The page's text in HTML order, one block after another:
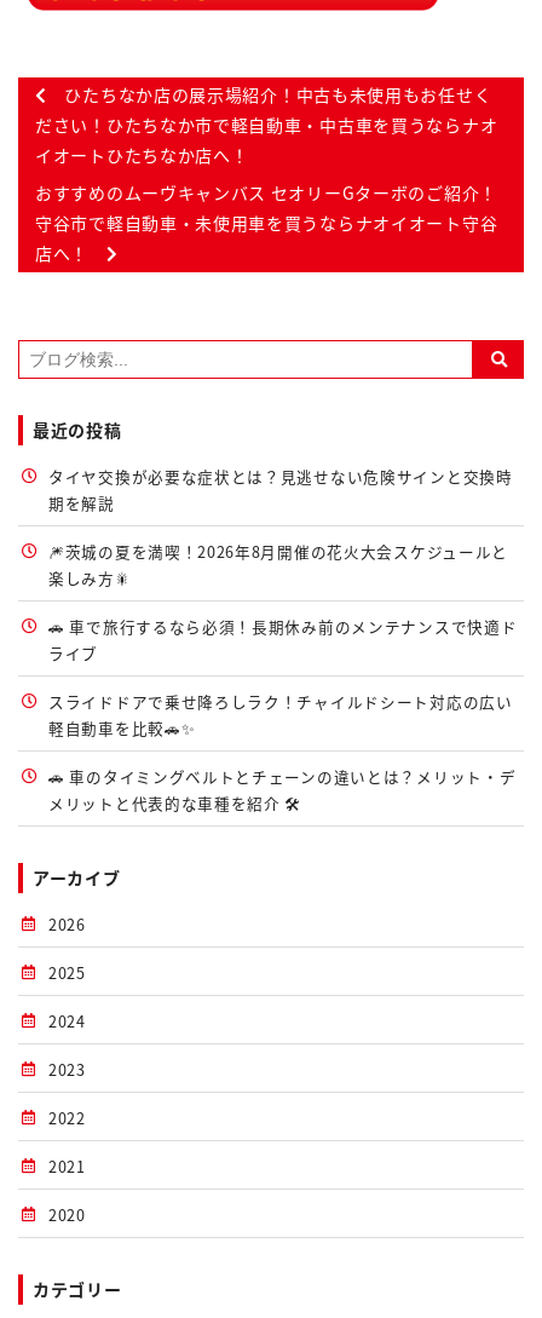
ひたちなか店の展示場紹介！中古も未使用もお任せく
ださい！ひたちなか市で軽自動車・中古車を買うならナオ
イオートひたちなか店へ！
おすすめのムーヴキャンバス セオリーGターボのご紹介！
守谷市で軽自動車・未使用車を買うならナオイオート守谷
店へ！
最近の投稿
タイヤ交換が必要な症状とは？見逃せない危険サインと交換時
期を解説
🎆茨城の夏を満喫！2026年8月開催の花火大会スケジュールと
楽しみ方🎇
🚗 車で旅行するなら必須！長期休み前のメンテナンスで快適ド
ライブ
スライドドアで乗せ降ろしラク！チャイルドシート対応の広い
軽自動車を比較🚗✨
🚗 車のタイミングベルトとチェーンの違いとは？メリット・デ
メリットと代表的な車種を紹介 🛠️
アーカイブ
2026
2025
2024
2023
2022
2021
2020
カテゴリー